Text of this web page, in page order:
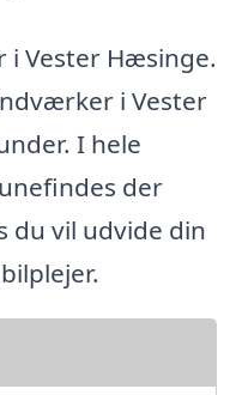
i Vester Hæsinge.
i Vester
I hele
der
du vil udvide din